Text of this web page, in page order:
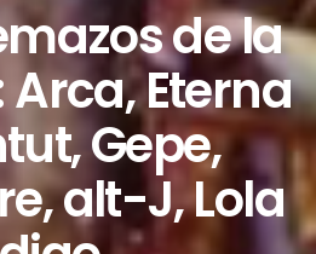
de la
Eterna
Gepe,
alt-J, Lola